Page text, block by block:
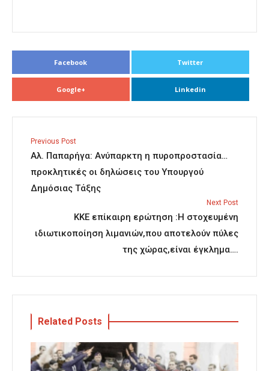
Facebook Twitter
Google+ Linkedin
Previous Post
Αλ. Παπαρήγα: Ανύπαρκτη η πυροπροστασία…
προκλητικές οι δηλώσεις του Υπουργού
Δημόσιας Τάξης
Next Post
ΚΚΕ επίκαιρη ερώτηση :Η στοχευμένη
ιδιωτικοποίηση λιμανιών,που αποτελούν πύλες
της χώρας,είναι έγκλημα….
Related Posts